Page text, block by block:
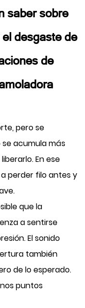
saber sobre
desgaste de
de
pero se
acumula más
En ese
perder filo antes y
que la
a sentirse
El sonido
también
de lo esperado.
puntos